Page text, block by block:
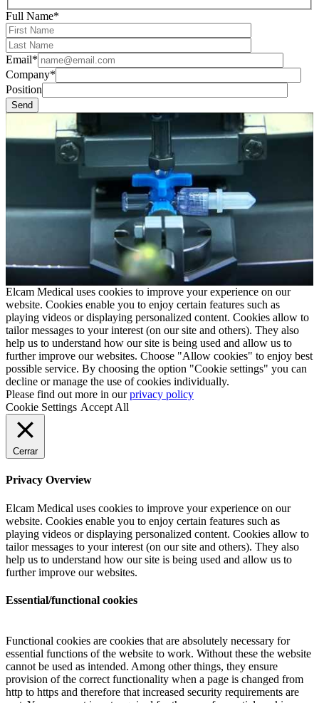
Full Name*
Email*
Company*
Position
Elcam Medical uses cookies to improve your experience on our
website. Cookies enable you to enjoy certain features such as
playing videos or displaying personalized content. Cookies allow to
tailor messages to your interest (on our site and others). They also
help us to understand how our site is being used and allow us to
further improve our websites. Choose "Allow cookies" to enjoy best
possible service. By choosing the option "Cookie settings" you can
decline or manage the use of cookies individually.
Please find out more in ourprivacy policy
Cookie Settings Accept All
Cerrar
Privacy Overview
Elcam Medical uses cookies to improve your experience on our
website. Cookies enable you to enjoy certain features such as
playing videos or displaying personalized content. Cookies allow to
tailor messages to your interest (on our site and others). They also
help us to understand how our site is being used and allow us to
further improve our websites.
Essential/functional cookies
Functional cookies are cookies that are absolutely necessary for
essential functions of the website to work. Without these the website
cannot be used as intended. Among other things, they ensure
provision of the correct functionality when a page is changed from
http to https and therefore that increased security requirements are